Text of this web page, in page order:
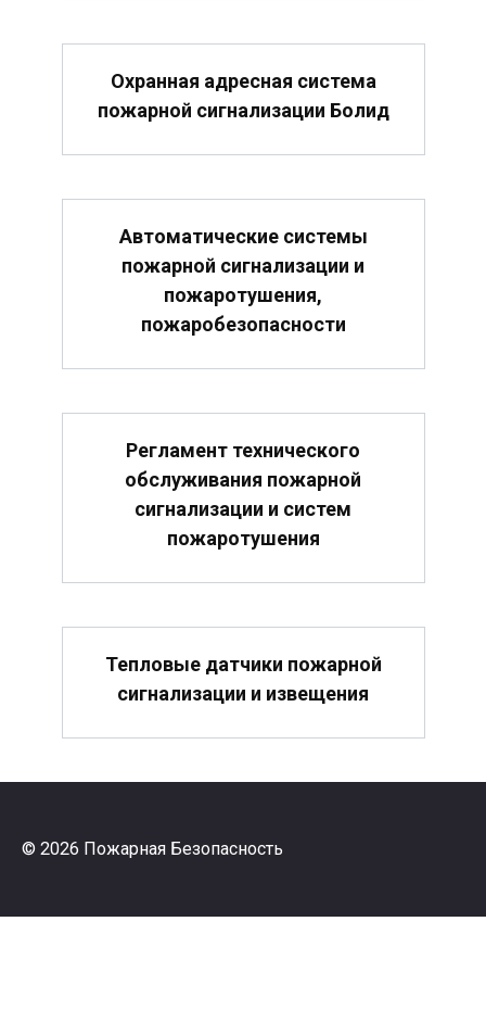
Охранная адресная система
пожарной сигнализации Болид
Автоматические системы
пожарной сигнализации и
пожаротушения,
пожаробезопасности
Регламент технического
обслуживания пожарной
сигнализации и систем
пожаротушения
Тепловые датчики пожарной
сигнализации и извещения
© 2026 Пожарная Безопасность